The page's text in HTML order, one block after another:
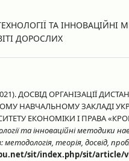
ТА ІННОВАЦІЙНІ
ДОРОСЛИХ
ДОСВІД ОРГАНІЗАЦІЇ
НАВЧАЛЬНОМУ ЗАКЛАДІ
ЕКОНОМІКИ І ПРАВА
та інноваційні методики
методологія, теорія, досвід,
sit/index.php/sit/article/